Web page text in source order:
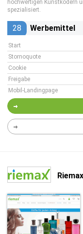
hochwertigen Kunstködern
spezialisiert.
28 Werbemittel
Start
Stornoquote
Cookie
Freigabe
Mobil-Landingpage
Riemax